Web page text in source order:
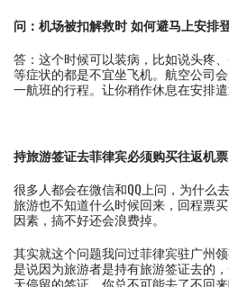
问：机场被扣解救时 如何避马上安排
答：这个时候可以装病，比如说头疼
等症状的都是不宜坐飞机。航空公司
一航班的行程。让你稍作休息在安排遣
持旅游签证去菲律宾必须购买往返机票
很多人都会在微信和QQ上问，为什么
旅游也不知道什么时候回来，回程票
因素，搞不好还会浪费掉。
其实就这个问题我问过菲律宾驻广州
是说因为旅游者是持有旅游签证去的
天停留的签证。你总不可能去了不回